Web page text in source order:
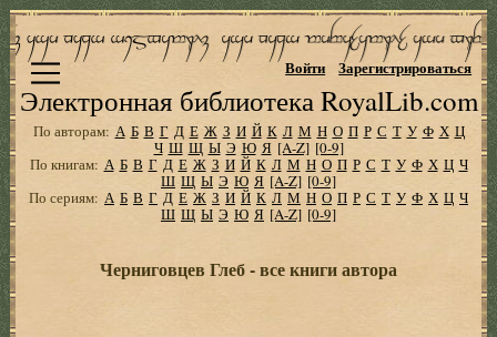
Электронная библиотека RoyalLib.com
Войти Зарегистрироваться
По авторам: А Б В Г Д Е Ж З И Й К Л М Н О П Р С Т У Ф Х Ц
Ч Ш Щ Ы Э Ю Я [A-Z] [0-9]
По книгам: А Б В Г Д Е Ж З И Й К Л М Н О П Р С Т У Ф Х Ц Ч
Ш Щ Ы Э Ю Я [A-Z] [0-9]
По сериям: А Б В Г Д Е Ж З И Й К Л М Н О П Р С Т У Ф Х Ц Ч
Ш Щ Ы Э Ю Я [A-Z] [0-9]
Черниговцев Глеб - все книги автора